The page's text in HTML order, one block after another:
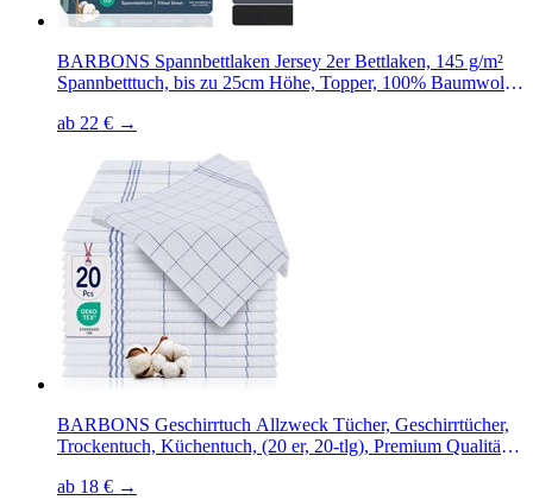
BARBONS Spannbettlaken Jersey 2er Bettlaken, 145 g/m²
Spannbetttuch, bis zu 25cm Höhe, Topper, 100% Baumwolle,
ab 22 € →
BARBONS Geschirrtuch Allzweck Tücher, Geschirrtücher,
Trockentuch, Küchentuch, (20 er, 20-tlg), Premium Qualität,
ab 18 € →